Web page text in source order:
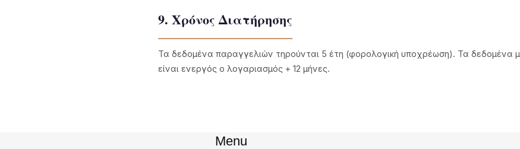
9. Χρόνος Διατήρησης
Τα δεδομένα παραγγελιών τηρούνται 5 έτη (φορολογική υποχρέωση). Τα δεδομένα
είναι ενεργός ο λογαριασμός + 12 μήνες.
Menu